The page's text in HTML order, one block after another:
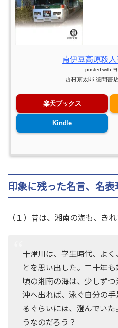
南伊豆高原殺
posted with
西村京太郎 徳間書
楽天ブックス
Kindle
印象に残った名言、名表
（１）昔は、湘南の海も、きれ
十津川は、学生時代、よ
とを思い出した。二十年
頃の湘南の海は、少しずつ
沖へ出れば、泳ぐ自分の
るぐらいには、澄んでい
うなのだろう？